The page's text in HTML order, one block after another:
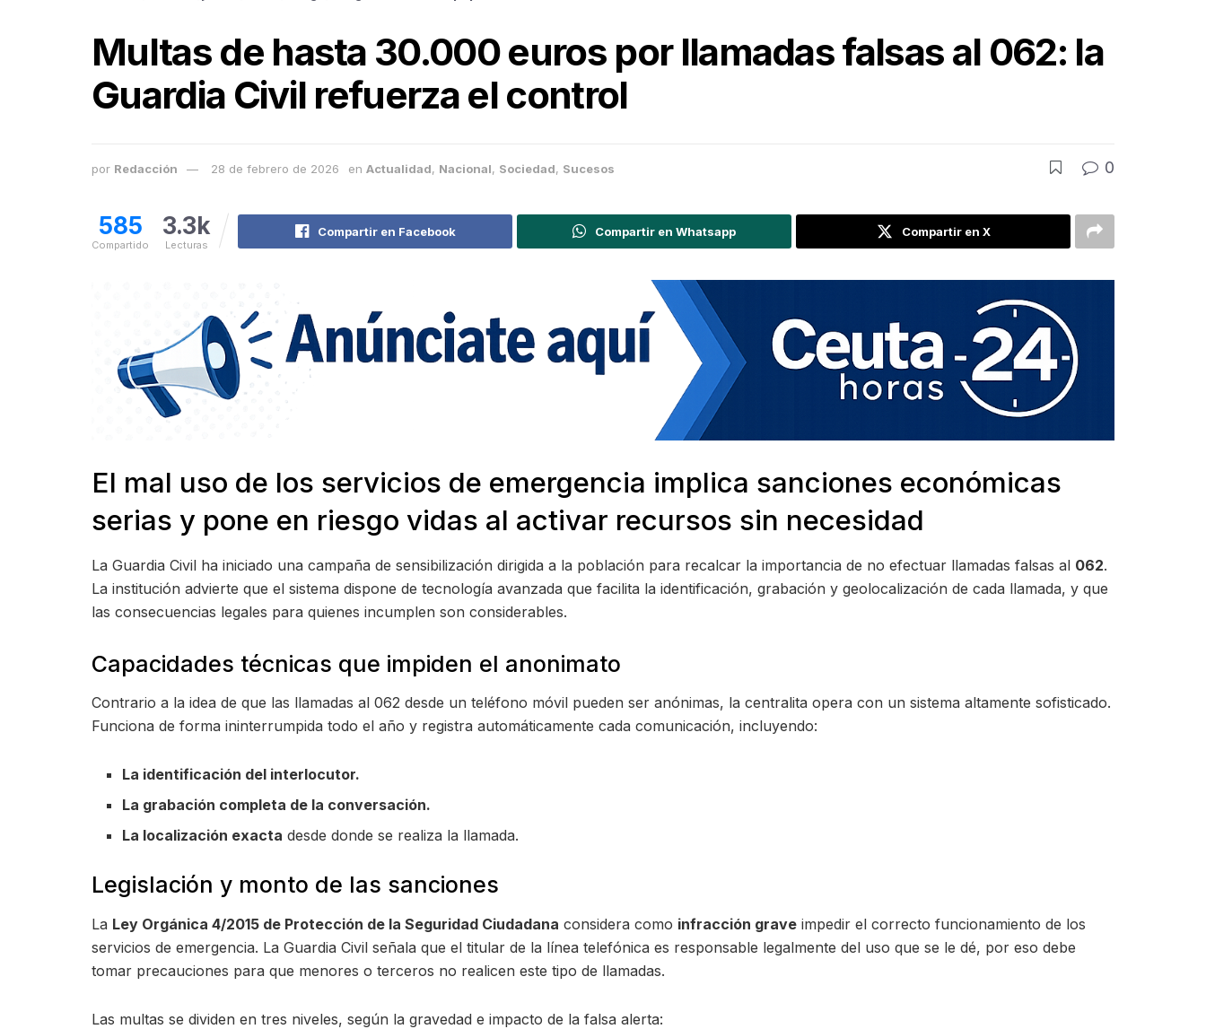
Multas de hasta 30.000 euros por llamadas falsas al 062: la
Guardia Civil refuerza el control
por Redacción 28 de febrero de 2026 en Actualidad, Nacional, Sociedad, Sucesos 0
585
Compartido
3.3k
Lecturas
Compartir en Facebook Compartir en Whatsapp Compartir en X
El mal uso de los servicios de emergencia implica sanciones económicas
serias y pone en riesgo vidas al activar recursos sin necesidad
La Guardia Civil ha iniciado una campaña de sensibilización dirigida a la población para recalcar la importancia de no efectuar llamadas falsas al 062.
La institución advierte que el sistema dispone de tecnología avanzada que facilita la identificación, grabación y geolocalización de cada llamada, y que
las consecuencias legales para quienes incumplen son considerables.
Capacidades técnicas que impiden el anonimato
Contrario a la idea de que las llamadas al 062 desde un teléfono móvil pueden ser anónimas, la centralita opera con un sistema altamente sofisticado.
Funciona de forma ininterrumpida todo el año y registra automáticamente cada comunicación, incluyendo:
La identificación del interlocutor.
La grabación completa de la conversación.
La localización exacta desde donde se realiza la llamada.
Legislación y monto de las sanciones
La Ley Orgánica 4/2015 de Protección de la Seguridad Ciudadana considera como infracción grave impedir el correcto funcionamiento de los
servicios de emergencia. La Guardia Civil señala que el titular de la línea telefónica es responsable legalmente del uso que se le dé, por eso debe
tomar precauciones para que menores o terceros no realicen este tipo de llamadas.
Las multas se dividen en tres niveles, según la gravedad e impacto de la falsa alerta: